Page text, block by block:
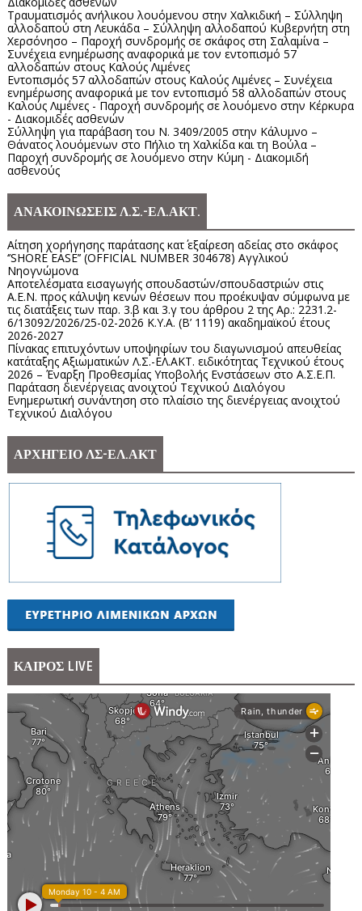
Τραυματισμός ανήλικου λουόμενου στην Χαλκιδική – Σύλληψη
αλλοδαπού στη Λευκάδα – Σύλληψη αλλοδαπού Κυβερνήτη στη
Χερσόνησο – Παροχή συνδρομής σε σκάφος στη Σαλαμίνα –
Συνέχεια ενημέρωσης αναφορικά με τον εντοπισμό 57
αλλοδαπών στους Καλούς Λιμένες
Εντοπισμός 57 αλλοδαπών στους Καλούς Λιμένες – Συνέχεια
ενημέρωσης αναφορικά με τον εντοπισμό 58 αλλοδαπών στους
Καλούς Λιμένες - Παροχή συνδρομής σε λουόμενο στην Κέρκυρα
- Διακομιδές ασθενών
Σύλληψη για παράβαση του Ν. 3409/2005 στην Κάλυμνο –
Θάνατος λουόμενων στο Πήλιο τη Χαλκίδα και τη Βούλα –
Παροχή συνδρομής σε λουόμενο στην Κύμη - Διακομιδή
ασθενούς
ΑΝΑΚΟΙΝΩΣΕΙΣ Λ.Σ.-ΕΛ.ΑΚΤ.
Αίτηση χορήγησης παράτασης κατ΄ εξαίρεση αδείας στο σκάφος
‘’SHORE EASE’’ (OFFICIAL NUMBER 304678) Αγγλικού
Νηογνώμονα
Αποτελέσματα εισαγωγής σπουδαστών/σπουδαστριών στις
Α.Ε.Ν. προς κάλυψη κενών θέσεων που προέκυψαν σύμφωνα με
τις διατάξεις των παρ. 3.β και 3.γ του άρθρου 2 της Αρ.: 2231.2-
6/13092/2026/25-02-2026 Κ.Υ.Α. (Β’ 1119) ακαδημαϊκού έτους
2026-2027
Πίνακας επιτυχόντων υποψηφίων του διαγωνισμού απευθείας
κατάταξης Αξιωματικών Λ.Σ.-ΕΛ.ΑΚΤ. ειδικότητας Τεχνικού έτους
2026 – Έναρξη Προθεσμίας Υποβολής Ενστάσεων στο Α.Σ.Ε.Π.
Παράταση διενέργειας ανοιχτού Τεχνικού Διαλόγου
Ενημερωτική συνάντηση στο πλαίσιο της διενέργειας ανοιχτού
Τεχνικού Διαλόγου
ΑΡΧΗΓΕΙΟ ΛΣ-ΕΛ.ΑΚΤ
ΚΑΙΡΟΣ LIVE